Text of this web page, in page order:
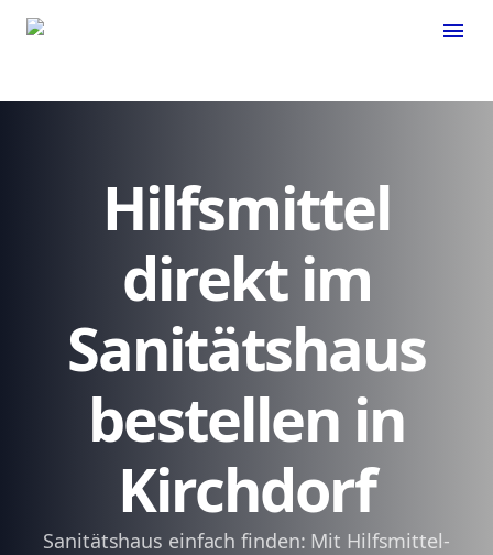
menu
Hilfsmittel
direkt im
Sanitätshaus
bestellen in
Kirchdorf
Sanitätshaus einfach finden: Mit Hilfsmittel-